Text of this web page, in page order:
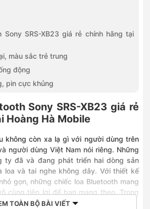
Sony SRS-XB23 giá rẻ chính hãng tại
màu sắc trẻ trung
động
pin cực khủng
Sony SRS-XB23 giá rẻ
Hoàng Hà Mobile
không còn xa lạ gì với người dùng trên
người dùng Việt Nam nói riêng. Những
ty đã và đang phát triển hai dòng sản
loa và tai nghe không dây. Với thiết kế
gọn, những chiếc loa Bluetooth mang
cùng tiện lợi để bạn mang theo. Trong
Sony SRS-XB23 là sản phẩm được
TOÀN BỘ BÀI VIẾT